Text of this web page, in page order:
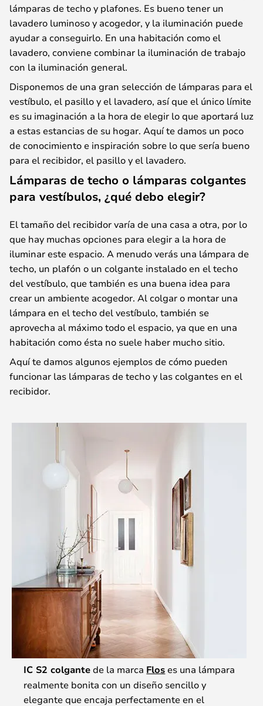
lámparas de techo y plafones. Es bueno tener un
lavadero luminoso y acogedor, y la iluminación puede
ayudar a conseguirlo. En una habitación como el
lavadero, conviene combinar la iluminación de trabajo
con la iluminación general.
Disponemos de una gran selección de lámparas para el
vestíbulo, el pasillo y el lavadero, así que el único límite
es su imaginación a la hora de elegir lo que aportará luz
a estas estancias de su hogar. Aquí te damos un poco
de conocimiento e inspiración sobre lo que sería bueno
para el recibidor, el pasillo y el lavadero.
Lámparas de techo o lámparas colgantes
para vestíbulos, ¿qué debo elegir?
El tamaño del recibidor varía de una casa a otra, por lo
que hay muchas opciones para elegir a la hora de
iluminar este espacio. A menudo verás una lámpara de
techo, un plafón o un colgante instalado en el techo
del vestíbulo, que también es una buena idea para
crear un ambiente acogedor. Al colgar o montar una
lámpara en el techo del vestíbulo, también se
aprovecha al máximo todo el espacio, ya que en una
habitación como ésta no suele haber mucho sitio.
Aquí te damos algunos ejemplos de cómo pueden
funcionar las lámparas de techo y las colgantes en el
recibidor.
IC S2 colgantede la marca Floses una lámpara
realmente bonita con un diseño sencillo y
elegante que encaja perfectamente en el